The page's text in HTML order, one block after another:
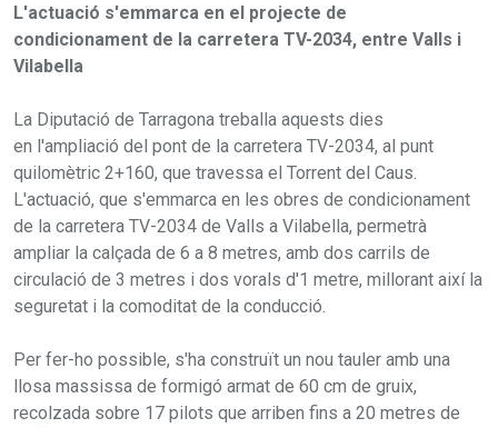
L'actuació s'emmarca en el projecte de
condicionament de la carretera TV-2034, entre Valls i
Vilabella
La Diputació de Tarragona treballa aquests dies
en l'ampliació del pont de la carretera TV-2034, al punt
quilomètric 2+160, que travessa el Torrent del Caus.
L'actuació, que s'emmarca en les obres de condicionament
de la carretera TV-2034 de Valls a Vilabella, permetrà
ampliar la calçada de 6 a 8 metres, amb dos carrils de
circulació de 3 metres i dos vorals d'1 metre, millorant així la
seguretat i la comoditat de la conducció.
Per fer-ho possible, s'ha construït un nou tauler amb una
llosa massissa de formigó armat de 60 cm de gruix,
recolzada sobre 17 pilots que arriben fins a 20 metres de